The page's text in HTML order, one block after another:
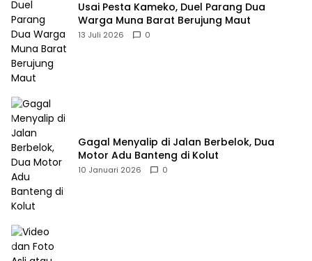
Usai Pesta Kameko, Duel Parang Dua
Warga Muna Barat Berujung Maut
13 Juli 2026 0
Gagal Menyalip di Jalan Berbelok, Dua
Motor Adu Banteng di Kolut
10 Januari 2026 0